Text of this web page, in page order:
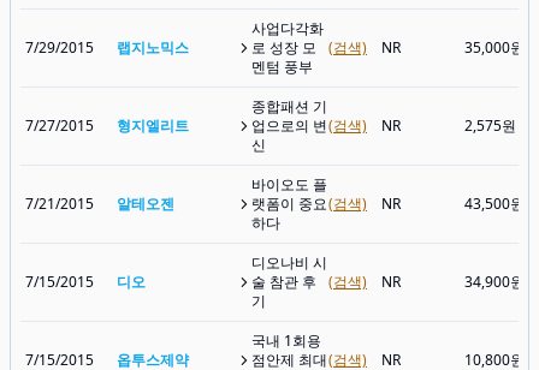
7/29/2015 랩지노믹스
사업다각화
로 성장 모
멘텀 풍부
(검색) NR 35,000원
7/27/2015 형지엘리트
종합패션 기
업으로의 변
신
(검색) NR 2,575원
7/21/2015 알테오젠
바이오도 플
랫폼이 중요
하다
(검색) NR 43,500원
7/15/2015 디오
디오나비 시
술 참관 후
기
(검색) NR 34,900원
7/15/2015 옵투스제약
국내 1회용
점안제 최대(검색) NR 10,800원